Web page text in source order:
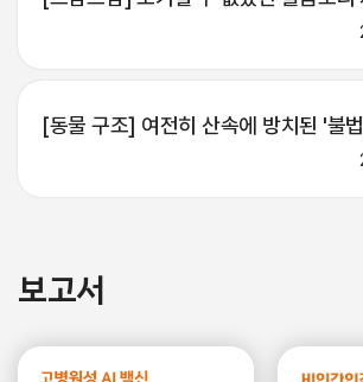
[동물 구조] 여전히 산속에 방치된 '불법
보고서